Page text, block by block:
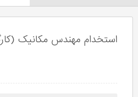
استخدام مهندس مکانیک